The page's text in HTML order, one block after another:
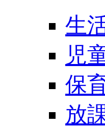
生
児
保
放